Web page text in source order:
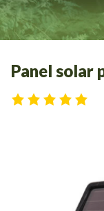
Panel solar